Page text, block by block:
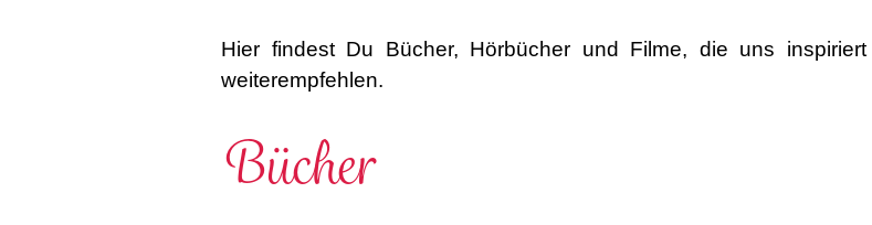
Hier findest Du Bücher, Hörbücher und Filme, die uns
weiterempfehlen.
Bücher